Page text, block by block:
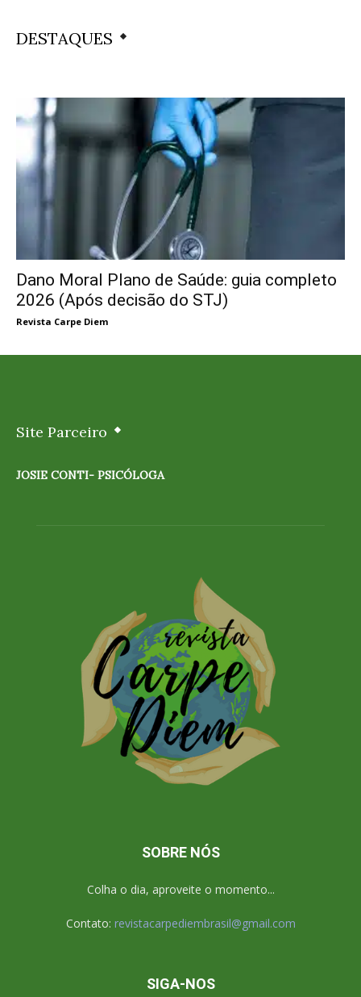
DESTAQUES
Dano Moral Plano de Saúde: guia completo
2026 (Após decisão do STJ)
Revista Carpe Diem
Site Parceiro
JOSIE CONTI- PSICÓLOGA
SOBRE NÓS
Colha o dia, aproveite o momento...
Contato: revistacarpediembrasil@gmail.com
SIGA-NOS